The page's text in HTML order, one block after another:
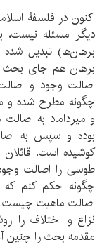
اکنون در فلسفۀ
دیگر مسئله نیست،
برهان‌ها) تبدیل
برهان هم جای بحث
اصالت وجود و
چگونه مطرح شده و
و میرداماد به
بوده و سپس به
کوشیده است. قائلان
طوسی را اصالت
چگونه حکم کنم که
اصالت ماهیت
نزاع و اختلاف را
مقدمه بحث را چنین